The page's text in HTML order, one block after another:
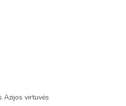
Azijos virtuvės